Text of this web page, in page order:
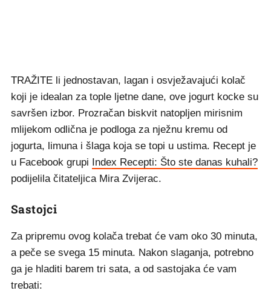
TRAŽITE li jednostavan, lagan i osvježavajući kolač
koji je idealan za tople ljetne dane, ove jogurt kocke su
savršen izbor. Prozračan biskvit natopljen mirisnim
mlijekom odlična je podloga za nježnu kremu od
jogurta, limuna i šlaga koja se topi u ustima. Recept je
u Facebook grupi Index Recepti: Što ste danas kuhali?
podijelila čitateljica Mira Zvijerac.
Sastojci
Za pripremu ovog kolača trebat će vam oko 30 minuta,
a peče se svega 15 minuta. Nakon slaganja, potrebno
ga je hladiti barem tri sata, a od sastojaka će vam
trebati: